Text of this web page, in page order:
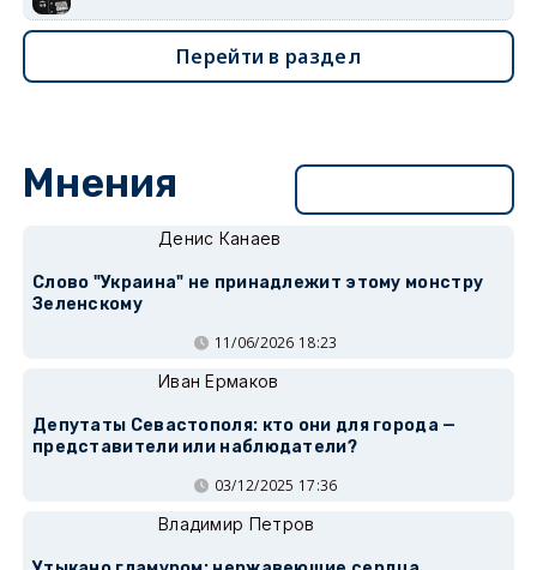
Перейти в раздел
Мнения
Денис Канаев
Слово "Украина" не принадлежит этому монстру
Зеленскому
11/06/2026 18:23
Иван Ермаков
Депутаты Севастополя: кто они для города —
представители или наблюдатели?
03/12/2025 17:36
Владимир Петров